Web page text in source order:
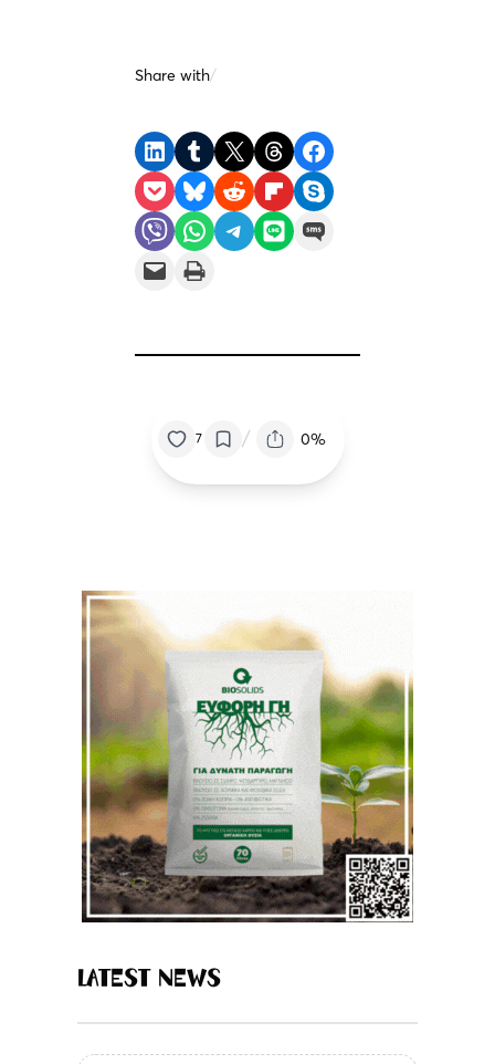
Share with/
Share on LinkedIn Share on Tumblr Share on X Share on Threads
Share on Facebook
Share on Pocket
Share on Bluesky Share on Reddit Share on Flipboard
Share on Skype
Share on Viber
Share on WhatsApp Share on Telegram Share on LINE
Share on SMS
Email this Page
Print this Page
7 / 0%
Latest News